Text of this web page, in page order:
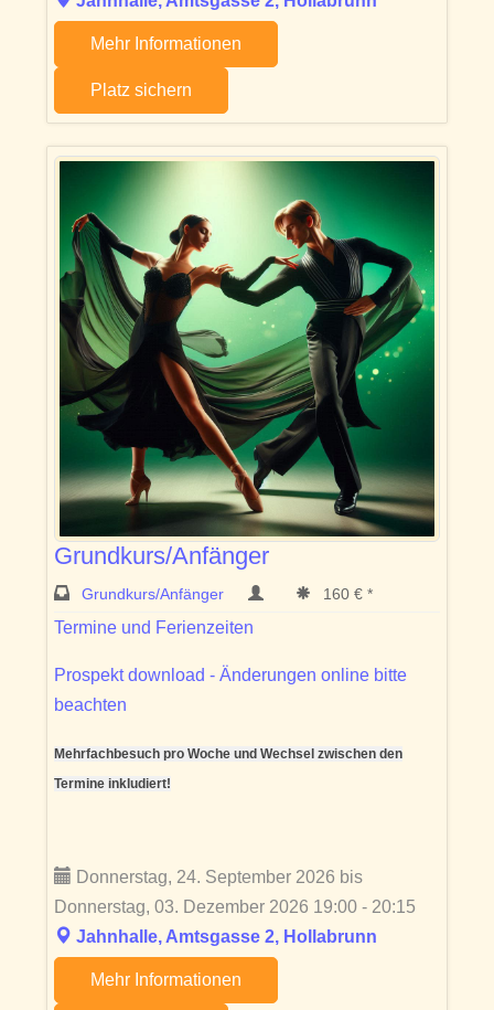
Mehr Informationen
Platz sichern
Grundkurs/Anfänger
Grundkurs/Anfänger 160 € *
Termine und Ferienzeiten
Prospekt download - Änderungen online bitte
beachten
Mehrfachbesuch pro Woche und Wechsel zwischen den
Termine inkludiert!
Donnerstag, 24. September 2026 bis
Donnerstag, 03. Dezember 2026 19:00 - 20:15
Jahnhalle, Amtsgasse 2, Hollabrunn
Mehr Informationen